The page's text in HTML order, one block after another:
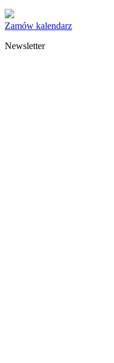
Zamów kalendarz
Newsletter